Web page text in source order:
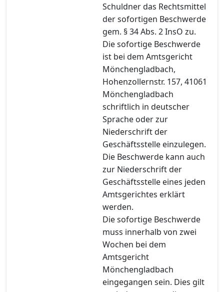
Schuldner das Rechtsmittel
der sofortigen Beschwerde
gem. § 34 Abs. 2 InsO zu.
Die sofortige Beschwerde
ist bei dem Amtsgericht
Mönchengladbach,
Hohenzollernstr. 157, 41061
Mönchengladbach
schriftlich in deutscher
Sprache oder zur
Niederschrift der
Geschäftsstelle einzulegen.
Die Beschwerde kann auch
zur Niederschrift der
Geschäftsstelle eines jeden
Amtsgerichtes erklärt
werden.
Die sofortige Beschwerde
muss innerhalb von zwei
Wochen bei dem
Amtsgericht
Mönchengladbach
eingegangen sein. Dies gilt